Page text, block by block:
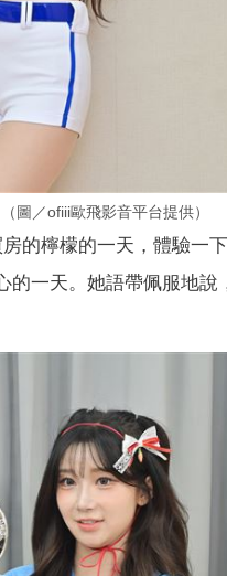
圖／ofiii歐飛影音平台提供）
的檸檬的一天，體驗一
一天。她語帶佩服地說